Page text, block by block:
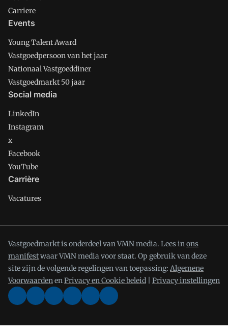
Carriere
Events
Young Talent Award
Vastgoedpersoon van het jaar
Nationaal Vastgoeddiner
Vastgoedmarkt 50 jaar
Social media
LinkedIn
Instagram
x
Facebook
YouTube
Carrière
Vacatures
Vastgoedmarkt is onderdeel van VMN media. Lees inons
manifestwaar VMN media voor staat. Op gebruik van deze
site zijn de volgende regelingen van toepassing: Algemene
VoorwaardenenPrivacy en Cookie beleid Privacy instellingen